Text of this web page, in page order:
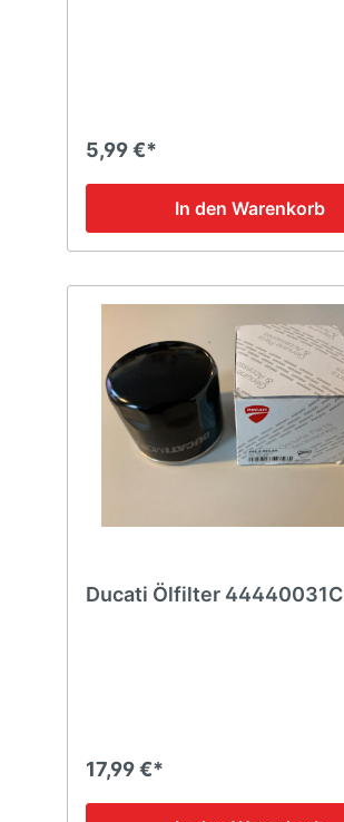
5,99 €*
In den Warenkorb
Ducati Ölfilter 44440031C
17,99 €*